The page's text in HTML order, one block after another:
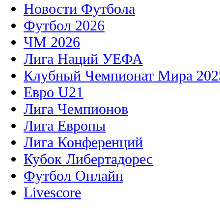
Новости Футбола
Футбол 2026
ЧМ 2026
Лига Наций УЕФА
Клубный Чемпионат Мира
Евро U21
Лига Чемпионов
Лига Европы
Лига Конференций
Кубок Либертадорес
Футбол Онлайн
Livescore